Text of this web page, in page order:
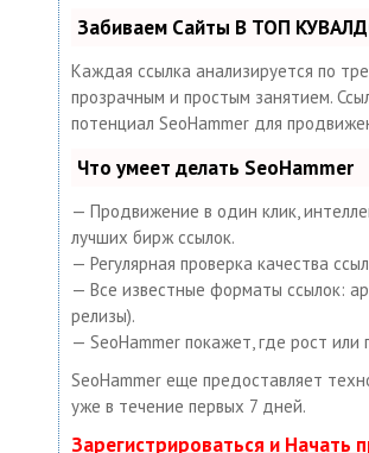
Забиваем Сайты В ТОП
Каждая ссылка анализируется по
прозрачным и простым занятием.
потенциал SeoHammer для
Что умеет делать SeoHammer
— Продвижение в один клик,
лучших бирж ссылок.
— Регулярная проверка качества
— Все известные форматы ссылок:
релизы).
— SeoHammer покажет, где рост
SeoHammer еще предоставляет
уже в течение первых 7 дней.
Зарегистрироваться и Начать